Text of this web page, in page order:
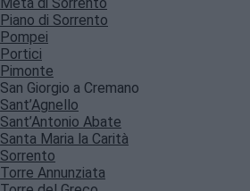
Meta di Sorrento
Piano di Sorrento
Pompei
Portici
Pimonte
San Giorgio a Cremano
Sant’Agnello
Sant’Antonio Abate
Santa Maria la Carità
Sorrento
Torre Annunziata